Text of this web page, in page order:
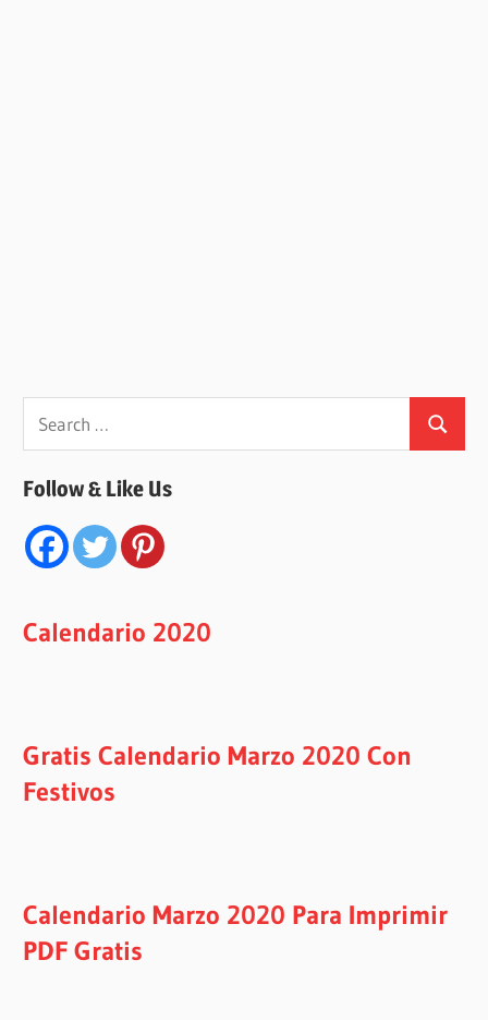
Search
for:
Search
Follow & Like Us
Calendario 2020
Gratis Calendario Marzo 2020 Con
Festivos
Calendario Marzo 2020 Para Imprimir
PDF Gratis